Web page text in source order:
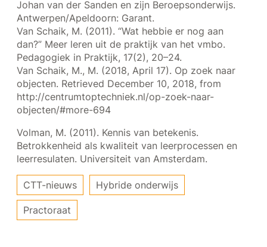
Johan van der Sanden en zijn Beroepsonderwijs.
Antwerpen/Apeldoorn: Garant.
Van Schaik, M. (2011). “Wat hebbie er nog aan
dan?” Meer leren uit de praktijk van het vmbo.
Pedagogiek in Praktijk, 17(2), 20–24.
Van Schaik, M., M. (2018, April 17). Op zoek naar
objecten. Retrieved December 10, 2018, from
http://centrumtoptechniek.nl/op-zoek-naar-
objecten/#more-694
Volman, M. (2011). Kennis van betekenis.
Betrokkenheid als kwaliteit van leerprocessen en
leerresulaten. Universiteit van Amsterdam.
CTT-nieuws Hybride onderwijs
Practoraat